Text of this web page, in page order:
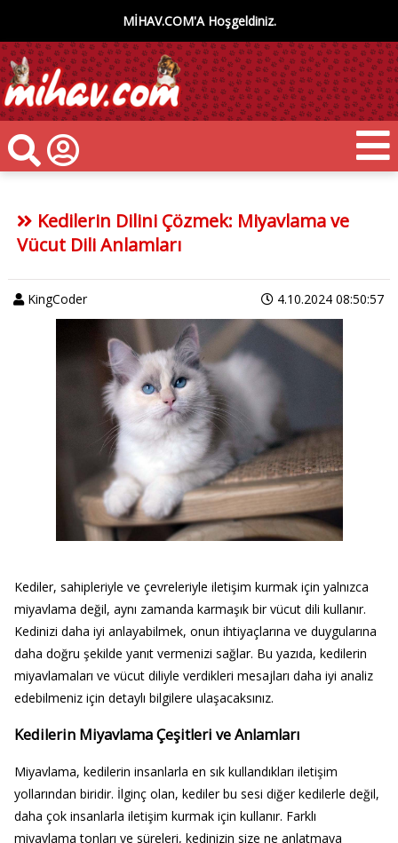
MİHAV.COM'A Hoşgeldiniz.
Kedilerin Dilini Çözmek: Miyavlama ve
Vücut Dili Anlamları
KingCoder 4.10.2024 08:50:57
Kediler, sahipleriyle ve çevreleriyle iletişim kurmak için yalnızca
miyavlama değil, aynı zamanda karmaşık bir vücut dili kullanır.
Kedinizi daha iyi anlayabilmek, onun ihtiyaçlarına ve duygularına
daha doğru şekilde yanıt vermenizi sağlar. Bu yazıda, kedilerin
miyavlamaları ve vücut diliyle verdikleri mesajları daha iyi analiz
edebilmeniz için detaylı bilgilere ulaşacaksınız.
Kedilerin Miyavlama Çeşitleri ve Anlamları
Miyavlama, kedilerin insanlarla en sık kullandıkları iletişim
yollarından biridir. İlginç olan, kediler bu sesi diğer kedilerle değil,
daha çok insanlarla iletişim kurmak için kullanır. Farklı
miyavlama tonları ve süreleri, kedinizin size ne anlatmaya